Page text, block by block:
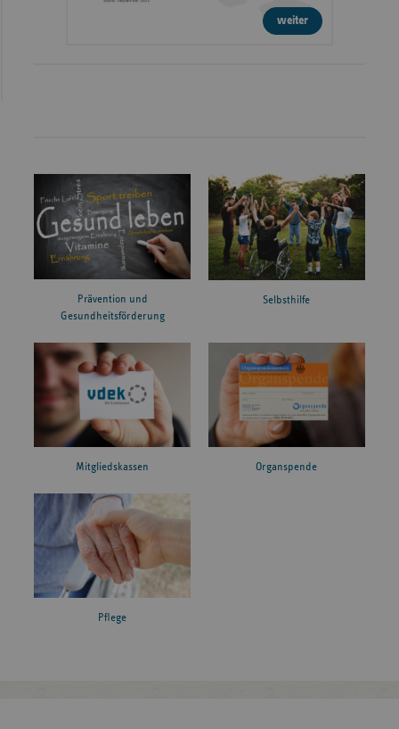
weiter
Prävention und
Gesundheitsförderung
Selbsthilfe
Mitgliedskassen Organspende
Pflege